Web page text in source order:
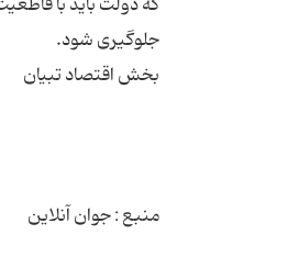
که دولت باید با
منبع : جوان آنلاین